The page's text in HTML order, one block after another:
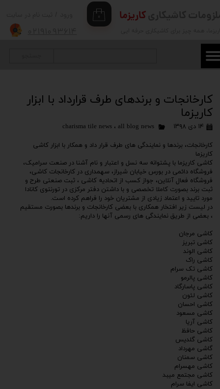
۰
تغییر گذر واژه
سفارشات
کاریزما
کارخانجات و برندهای طرف قرارداد با ابزار
کاریزما
۱۴ دی ۱۳۹۸ charisma tile news ، all blog news
کارخانجات، برندها و نمایندگی های طرف قرار داد و همکار با ابزار کاشی
کاریزما
کاشی کاریزما با پشتوانه سه نسل و اعتبار و نام آشنا در صنعت سرامیک،
فروشگاه دائمی در بورس خیابان شیراز، سهمداری در کارخانجات کاشی،
فروشگاه فعال آنلاین، جواز کسب از اتحادیه کاشی ، ثبت صنعتی طرح و
ثبت برند بصورت کاملا تخصصی و با داشتن دفتر مرکزی در تورنتوی کانادا
مورد تایید و اعتماد زیادی از مشتریان خود را فراهم کرده است.
در لیست زیر افتخار همکاری با بعضی کارخانجات و برندها بصورت مستقیم
، بعضی از طریق نمایندگی های رسمی آنها را داریم:
کاشی مرجان
کاشی تبریز
کاشی الوند
کاشی راک
کاشی تک سرام
کاشی پالرمو
کاشی پاسارگاد
کاشی لئون
کاشی احسان
کاشی مسعود
کاشی آریا
کاشی حافظ
کاشی گلدیس
گاشی مهرداد
کاشی سمنان
کاشی مهسرام
کاشی مجتمع میبد
کاشی ایفا سرام